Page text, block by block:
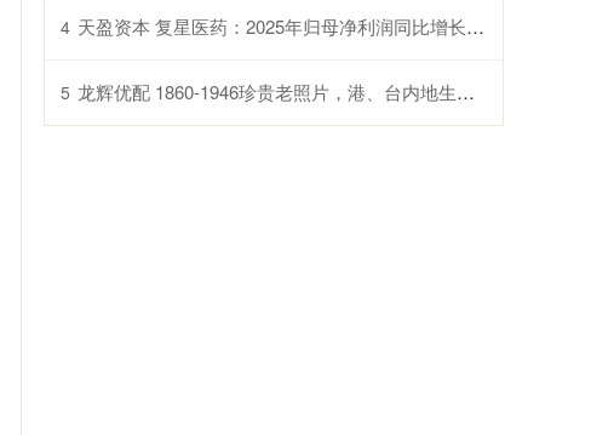
4 天盈资本 复星医药：2025年归母净利润同比增长21.69%
5 龙辉优配 1860-1946珍贵老照片，港、台内地生活天差地别，地主豪绅太奢靡_普通百姓_时代_旧社会